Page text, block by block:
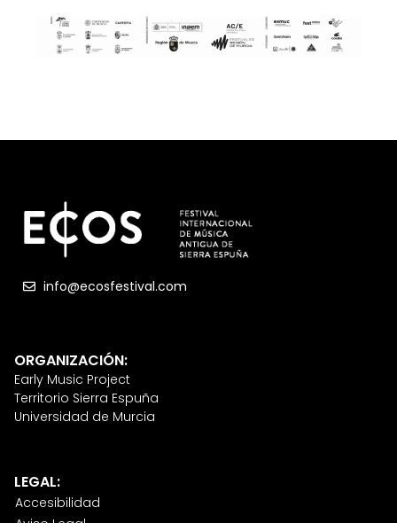
info@ecosfestival.com
ORGANIZACIÓN:
Early Music Project
Territorio Sierra Espuña
Universidad de Murcia
LEGAL:
Accesibilidad